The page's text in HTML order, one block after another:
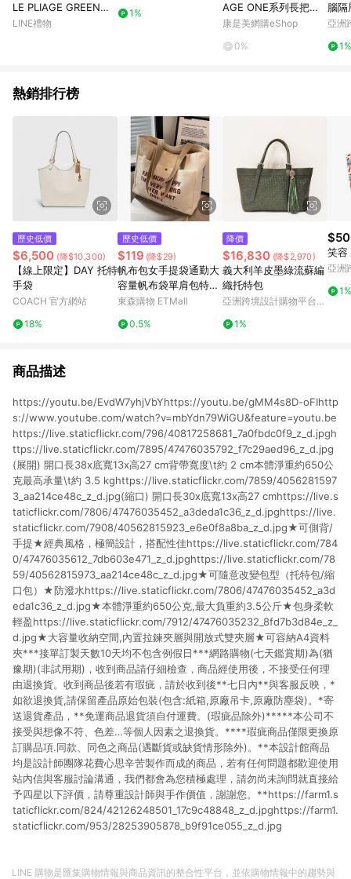
LE PLIAGE GREEN系
列刺繡長把再生尼龍摺
LINE禮物
1%
AGE ONE系列長把尼
龍單色摺疊水餃包(大/
康是美網購eShop
0%
腦
手提
亞洲
1%
熱銷排行榜
歷史低價
$6,500 (降$10,300)
【線上限定】DAY 托特
手袋
COACH 官方網站
18%
歷史低價
$119 (降$29)
帆布包女手提袋通勤大
容量帆布袋單肩包特大
號2025帆布袋結實包
東森購物 ETMall
0.5%
降價
$16,830 (降$2,970)
義大利羊皮墨綠流蘇編
織托特包
亞洲跨境設計購物平台
1%
笑容
亞洲
1%
商品描述
https://youtu.be/EvdW7yhjVbYhttps://youtu.be/gMM4s8D-oFIhttp
s://www.youtube.com/watch?v=mbYdn79WiGU&feature=youtu.be
https://live.staticflickr.com/796/40817258681_7a0fbdc0f9_z_d.jpgh
ttps://live.staticflickr.com/7895/47476035792_f7c29aed96_z_d.jpg
(展開) 開口長38x底寬13x高27 cm背帶寬度\t約 2 cm本體淨重約650公
克最高承量\t約 3.5 kghttps://live.staticflickr.com/7859/4056281597
3_aa214ce48c_z_d.jpg(縮口) 開口長30x底寬13x高27 cmhttps://live.s
taticflickr.com/7806/47476035452_a3deda1c36_z_d.jpghttps://live.
staticflickr.com/7908/40562815923_e6e0f8a8ba_z_d.jpg★可側背/
手提★經典風格，極簡設計，搭配性佳https://live.staticflickr.com/784
0/47476035612_7db603e471_z_d.jpghttps://live.staticflickr.com/78
59/40562815973_aa214ce48c_z_d.jpg★可隨意改變包型（托特包/縮
口包）★防潑水https://live.staticflickr.com/7806/47476035452_a3d
eda1c36_z_d.jpg★本體淨重約650公克,最大負重約3.5公斤★包身柔軟
輕盈https://live.staticflickr.com/7912/47476035232_8fd7b3d84e_z_
d.jpg★大容量收納空間,內置拉鍊夾層與開放式雙夾層★可容納A4資料
夾***接單訂製天數10天均不包含例假日***網路購物(七天鑑賞期)為(猶
豫期)(非試用期)，收到商品請仔細檢查，商品經使用後，不接受任何理
由退換貨。收到商品後若有瑕疵，請於收到後**七日內**與客服反映，*
如欲退換貨,請保留產品原始包裝(包含:紙箱,原廠吊卡,原廠防塵袋)。*寄
送退貨產品，**免運商品退貨須自付運費。(瑕疵品除外)*****本公司不
接受與想像不符、色差…等個人因素之退換貨。****瑕疵商品僅限更換原
訂購品項.同款、同色之商品(遇斷貨或缺貨情形除外)。**本設計館商品
均是設計師團隊花費心思辛苦製作而成的商品，若有任何問題都歡迎使用
站內信與客服討論溝通，我們都會為您積極處理，請勿尚未詢問就直接給
予四星以下評價，請尊重設計師與手作價值，謝謝您。**https://farm1.s
taticflickr.com/824/42126248501_17c9c48848_z_d.jpghttps://farm1.
staticflickr.com/953/28253905878_b9f91ce055_z_d.jpg
LINE 購物是匯集購物情報與商品資訊的整合性平台，並依購物情報中的趨勢與